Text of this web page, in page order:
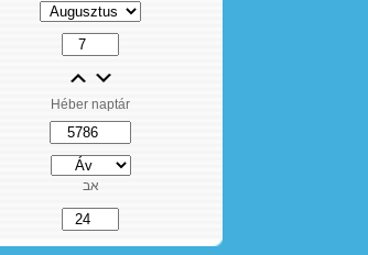
Héber naptár
אב